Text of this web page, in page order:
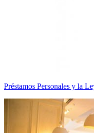
Préstamos Personales y la